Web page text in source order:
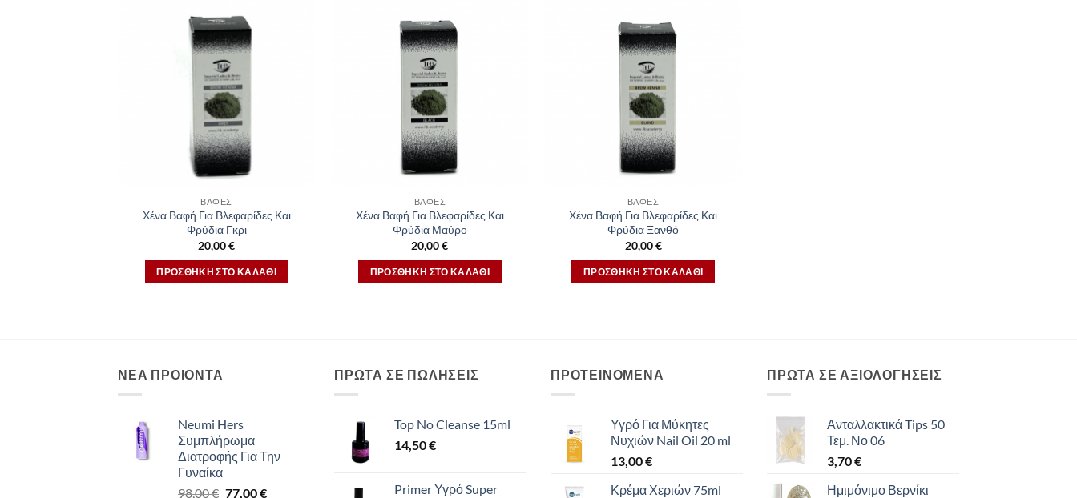
ΒΑΦΈΣ
Χένα Βαφή Για Βλεφαρίδες Και
Φρύδια Γκρι
20,00€
ΠΡΟΣΘΉΚΗ ΣΤΟ ΚΑΛΆΘΙ
ΒΑΦΈΣ
Χένα Βαφή Για Βλεφαρίδες Και
Φρύδια Μαύρο
20,00€
ΠΡΟΣΘΉΚΗ ΣΤΟ ΚΑΛΆΘΙ
ΒΑΦΈΣ
Χένα Βαφή Για Βλεφαρίδες Και
Φρύδια Ξανθό
20,00€
ΠΡΟΣΘΉΚΗ ΣΤΟ ΚΑΛΆΘΙ
ΝΕΑ ΠΡΟΙΟΝΤΑ
Neumi Hers
Συμπλήρωμα
Διατροφής Για Την
Γυναίκα
98,00€ Original
77,00€Η
ΠΡΩΤΑ ΣΕ ΠΩΛΗΣΕΙΣ
Top No Cleanse 15ml
14,50€
Primer Υγρό Super
ΠΡΟΤΕΙΝΟΜΕΝΑ
Υγρό Για Μύκητες
Νυχιών Nail Oil 20 ml
13,00€
Κρέμα Χεριών 75ml
ΠΡΩΤΑ ΣΕ ΑΞΙΟΛΟΓΗΣΕΙΣ
Ανταλλακτικά Tips 50
Τεμ. Νο 06
3,70€
Ημιμόνιμο Βερνίκι